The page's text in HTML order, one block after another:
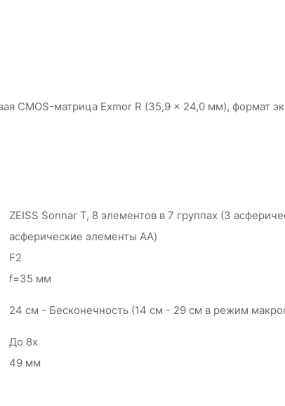
CMOS-матрица Exmor R (35,9 x 24,0 мм), формат
ZEISS Sonnar T, 8 элементов в 7 группах (3
асферические элементы AA)
F2
f=35 мм
24 см - Бесконечность (14 см - 29 см в режим
До 8х
49 мм